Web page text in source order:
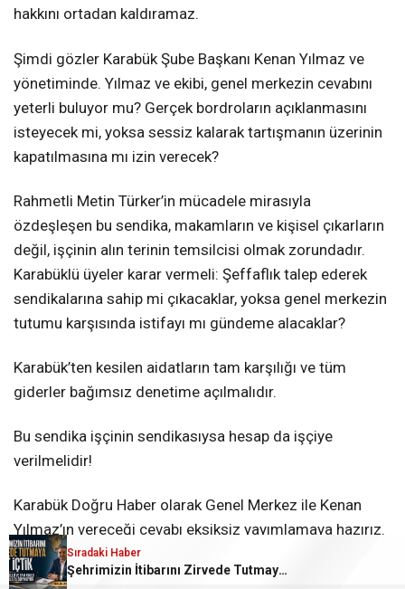
hakkını ortadan kaldıramaz.
Şimdi gözler Karabük Şube Başkanı Kenan Yılmaz ve
yönetiminde. Yılmaz ve ekibi, genel merkezin cevabını
yeterli buluyor mu? Gerçek bordroların açıklanmasını
isteyecek mi, yoksa sessiz kalarak tartışmanın üzerinin
kapatılmasına mı izin verecek?
Rahmetli Metin Türker’in mücadele mirasıyla
özdeşleşen bu sendika, makamların ve kişisel çıkarların
değil, işçinin alın terinin temsilcisi olmak zorundadır.
Karabüklü üyeler karar vermeli: Şeffaflık talep ederek
sendikalarına sahip mi çıkacaklar, yoksa genel merkezin
tutumu karşısında istifayı mı gündeme alacaklar?
Karabük’ten kesilen aidatların tam karşılığı ve tüm
giderler bağımsız denetime açılmalıdır.
Bu sendika işçinin sendikasıysa hesap da işçiye
verilmelidir!
Karabük Doğru Haber olarak Genel Merkez ile Kenan
Yılmaz’ın vereceği cevabı eksiksiz yayımlamaya hazırız.
Sıradaki Haber
Şehrimizin İtibarını Zirvede Tutmaya Ant İçtik